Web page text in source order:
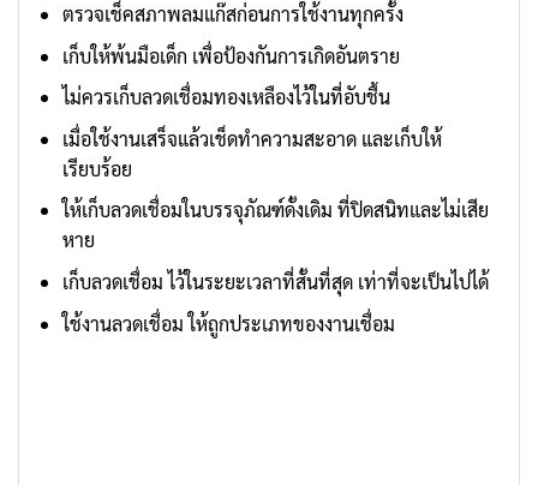
ตรวจเช็คสภาพลมแก๊สก่อนการใช้งานทุกครั้ง
เก็บให้พ้นมือเด็ก เพื่อป้องกันการเกิดอันตราย
ไม่ควรเก็บลวดเชื่อมทองเหลืองไว้ในที่อับชื้น
เมื่อใช้งานเสร็จแล้วเช็ดทำความสะอาด และเก็บให้
เรียบร้อย
ให้เก็บลวดเชื่อมในบรรจุภัณฑ์ดั้งเดิม ที่ปิดสนิทและไม่เสีย
หาย
เก็บลวดเชื่อม ไว้ในระยะเวลาที่สั้นที่สุด เท่าที่จะเป็นไปได้
ใช้งานลวดเชื่อม ให้ถูกประเภทของงานเชื่อม